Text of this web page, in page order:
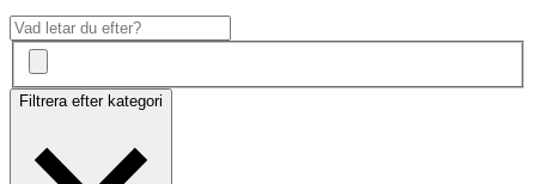
Filtrera efter kategori